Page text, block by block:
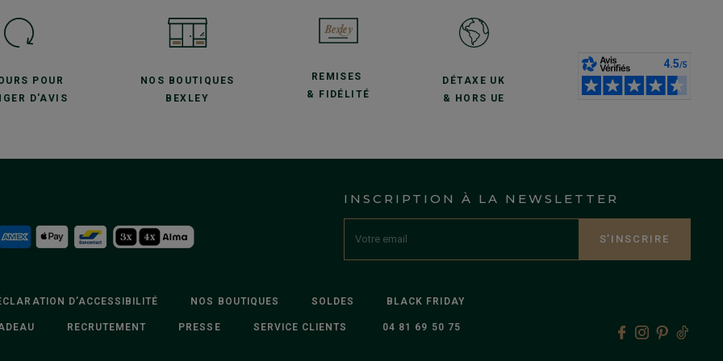
POUR
D'AVIS
NOS BOUTIQUES
BEXLEY
REMISES
& FIDÉLITÉ
DÉTAXE UK
& HORS UE
INSCRIPTION À LA NEWSLETTER
S’INSCRIRE
D’ACCESSIBILITÉ NOS BOUTIQUES SOLDES BLACK FRIDAY
RECRUTEMENT PRESSE SERVICE CLIENTS 04 81 69 50 75